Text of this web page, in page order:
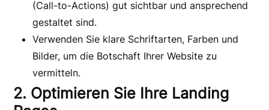
(Call-to-Actions) gut sichtbar und ansprechend
gestaltet sind.
Verwenden Sie klare Schriftarten, Farben und
Bilder, um die Botschaft Ihrer Website zu
vermitteln.
2. Optimieren Sie Ihre Landing